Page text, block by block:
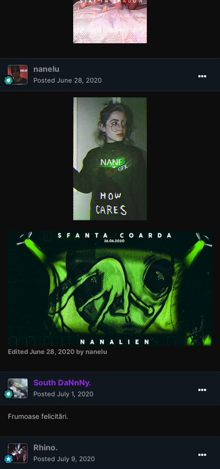
nanelu
Posted June 28, 2020
EditedJune 28, 2020 by nanelu
South DaNnNy.
Posted July 1, 2020
Frumoase felicitări.
Rhino.
Posted July 9, 2020